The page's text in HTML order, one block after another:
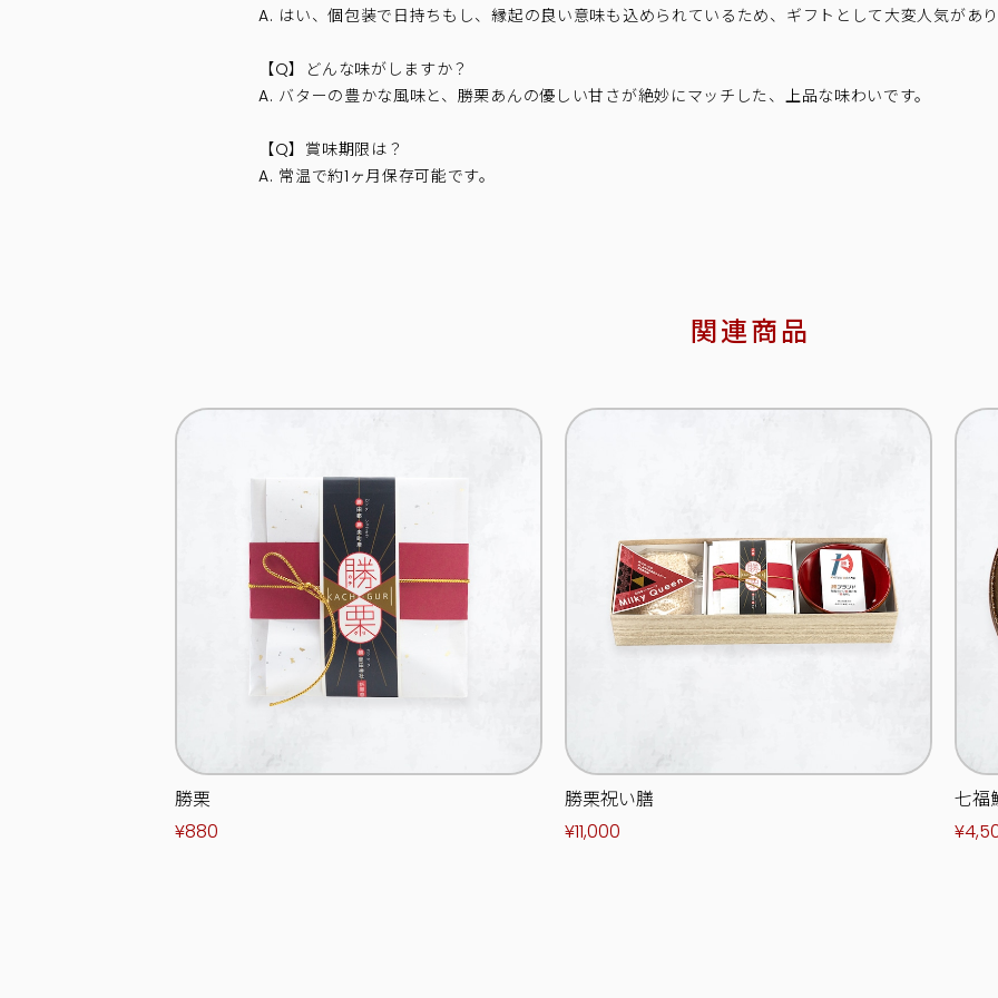
A. はい、個包装で日持ちもし、縁起の良い意味も込められているため、ギフトとして大変人気があ
【Q】どんな味がしますか？
A. バターの豊かな風味と、勝栗あんの優しい甘さが絶妙にマッチした、上品な味わいです。
【Q】賞味期限は？
A. 常温で約1ヶ月保存可能です。
関連商品
勝栗
¥880
勝栗祝い膳
¥11,000
七福